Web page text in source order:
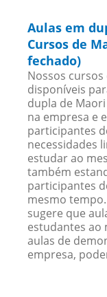
Aulas em
Cursos de
fechado)
Nossos
disponíveis
dupla de
na empresa e
participantes
necessidades
estudar ao
também
participantes
mesmo
sugere que
estudantes ao
aulas de
empresa,